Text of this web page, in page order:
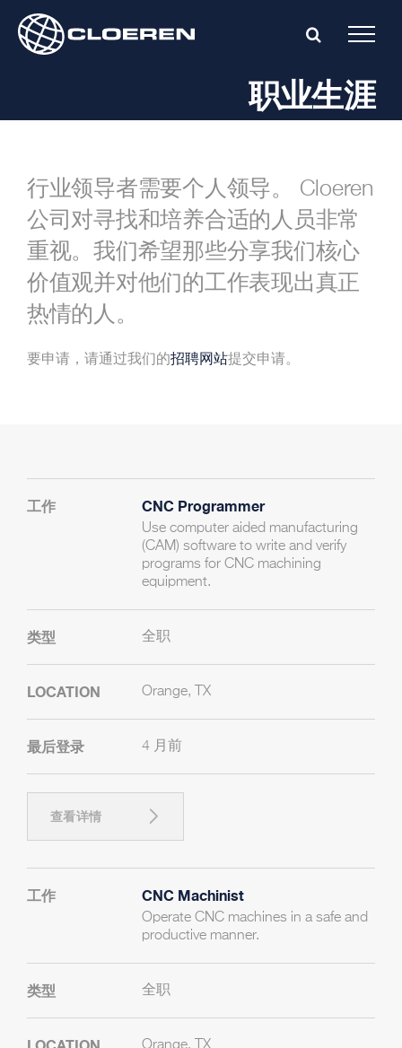
content
职业生涯
行业领导者需要个人领导。 Cloeren
公司对寻找和培养合适的人员非常
重视。我们希望那些分享我们核心
价值观并对他们的工作表现出真正
热情的人。
要申请，请通过我们的招聘网站提交申请。
CNC Programmer
Use computer aided manufacturing
(CAM) software to write and verify
programs for CNC machining
equipment.
全职
Orange, TX
4 月前
查看详情
CNC Machinist
Operate CNC machines in a safe and
productive manner.
全职